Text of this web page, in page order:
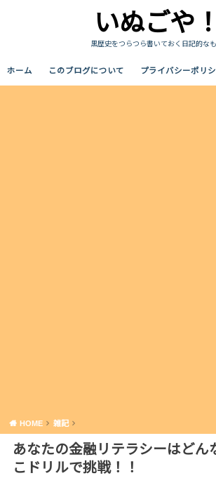
いぬごや！
黒歴史をつらつら書いておく日記的な
ホーム このブログについて プライバシーポリ
HOME 雑記
あなたの金融リテラシーはどん
こドリルで挑戦！！